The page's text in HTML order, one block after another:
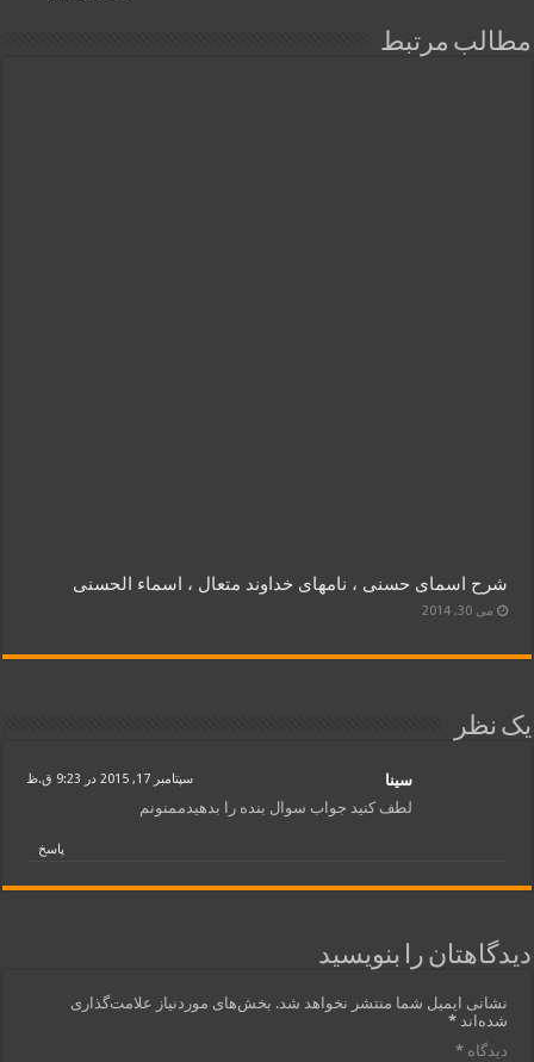
مطالب مرتبط
شرح اسماى حسنى ، نامهای خداوند متعال ، اسماء الحسنی
می 30, 2014
یک نظر
سینا سپتامبر 17, 2015 در 9:23 ق.ظ
لطف کنید جواب سوال بنده را بدهیدممنونم
پاسخ
دیدگاهتان را بنویسید
نشانی ایمیل شما منتشر نخواهد شد. بخش‌های موردنیاز علامت‌گذاری
شده‌اند*
دیدگاه*